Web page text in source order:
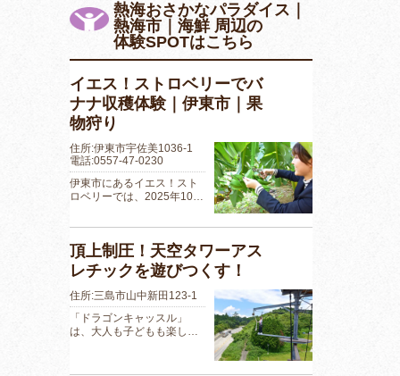
熱海おさかなパラダイス｜
熱海市｜海鮮 周辺の
体験SPOTはこちら
イエス！ストロベリーでバ
ナナ収穫体験｜伊東市｜果
物狩り
住所:伊東市宇佐美1036-1
電話:0557-47-0230
伊東市にあるイエス！スト
ロベリーでは、2025年10…
頂上制圧！天空タワーアス
レチックを遊びつくす！
住所:三島市山中新田123-1
「ドラゴンキャッスル」
は、大人も子どもも楽し…